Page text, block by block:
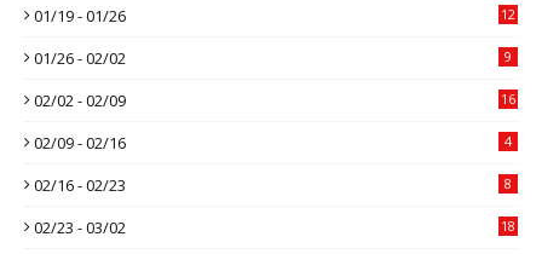
01/19 - 01/26 12
01/26 - 02/02 9
02/02 - 02/09 16
02/09 - 02/16 4
02/16 - 02/23 8
02/23 - 03/02 18